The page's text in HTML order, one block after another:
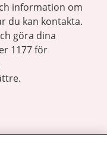
information om
du kan kontakta.
göra dina
1177 för